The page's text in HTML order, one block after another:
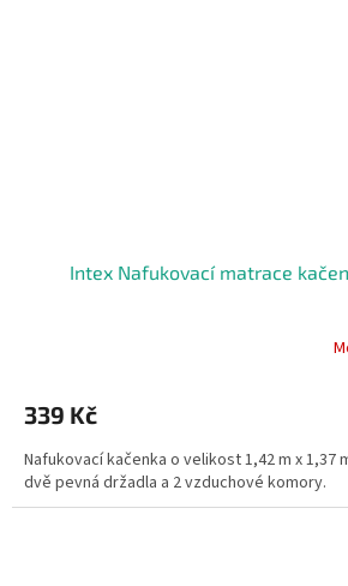
Intex Nafukovací matrace
339 Kč
Nafukovací kačenka o velikost 1,42 m x 1,37
dvě pevná držadla a 2 vzduchové komory.